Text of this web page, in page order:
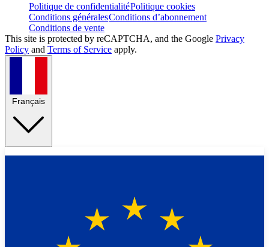
Politique de confidentialitéPolitique cookies
Conditions généralesConditions d’abonnement
Conditions de vente
This site is protected by reCAPTCHA, and the Google Privacy
Policy and Terms of Service apply.
Français